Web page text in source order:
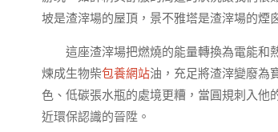
坡是渣滓場的屋頂，景不雅塔是渣滓場的煙
這座渣滓場把燃燒的能量轉換為電能和
煉成生物柴包養網站油，充足將渣滓變廢為
色、低碳張水瓶的處境更糟，當圓規刺入他
近環保認識的晉陞。